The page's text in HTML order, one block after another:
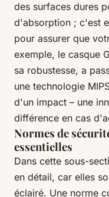
des surfaces dures
d'absorption ; c'est
pour assurer que
exemple, le casque
sa robustesse, a
une technologie
d'un impact – une
différence en cas
Normes de
essentielles
Dans cette sous-
en détail, car elles
éclairé. Une norme